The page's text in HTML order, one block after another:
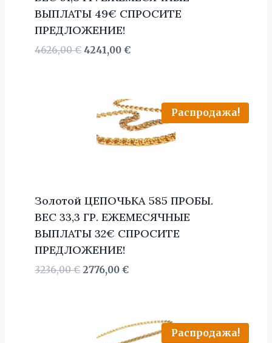
ВЫПЛАТЫ 49€ СПРОСИТЕ
ПРЕДЛОЖЕНИЕ!
4626,00€ Первоначальная
4241,00 €Текущая
Распродажа!
Золотой ЦЕПОЧЬКА 585 ПРОБЫ.
BЕС 33,3 ГР. ЕЖЕМЕСЯЧНЫЕ
ВЫПЛАТЫ 32€ СПРОСИТЕ
ПРЕДЛОЖЕНИЕ!
3236,00€ Первоначальная
2776,00 €Текущая
Распродажа!